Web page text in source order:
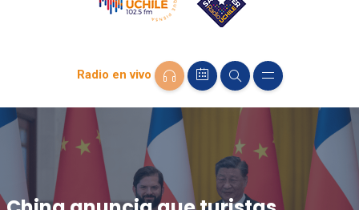
Radio en vivo